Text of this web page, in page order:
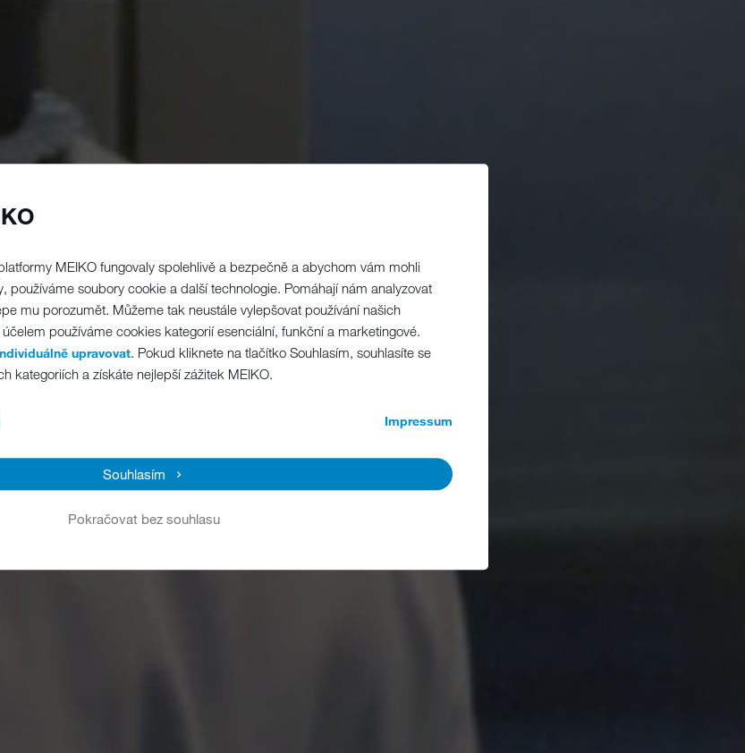
MEIKO fungovaly spolehlivě a bezpečně a abychom vám mohli
používáme soubory cookie a další technologie. Pomáhají nám analyzovat
mu porozumět. Můžeme tak neustále vylepšovat používání našich
používáme cookies kategorií esenciální, funkční a marketingové.
upravovat. Pokud kliknete na tlačítko Souhlasím, souhlasíte se
kategoriích a získáte nejlepší zážitek MEIKO.
Impressum
Souhlasím
Pokračovat bez souhlasu